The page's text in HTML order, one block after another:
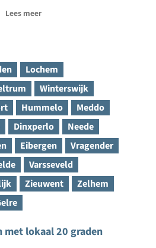
Lees meer
Lochem
Winterswijk
Hummelo
Meddo
Dinxperlo
Neede
Eibergen
Vragender
Varsseveld
Zieuwent
Zelhem
met lokaal 20 graden